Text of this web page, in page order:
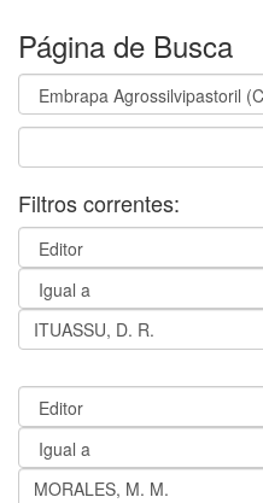
Página de Busca
Filtros correntes: